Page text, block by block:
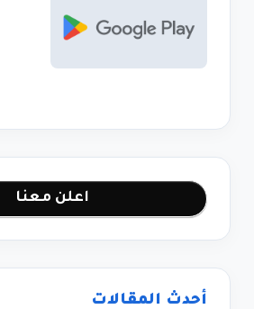
اعلن معنا
أحدث المقالات